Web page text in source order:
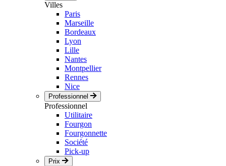
Villes
Paris
Marseille
Bordeaux
Lyon
Lille
Nantes
Montpellier
Rennes
Nice
Professionnel
Professionnel
Utilitaire
Fourgon
Fourgonnette
Société
Pick-up
Prix